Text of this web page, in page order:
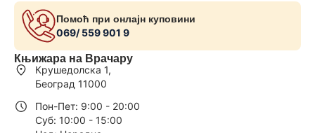
Помоћ при онлајн куповини
069/ 559 901 9
Књижара на Врачару
Крушедолска 1,
Београд 11000
Пон-Пет: 9:00 - 20:00
Суб: 10:00 - 15:00